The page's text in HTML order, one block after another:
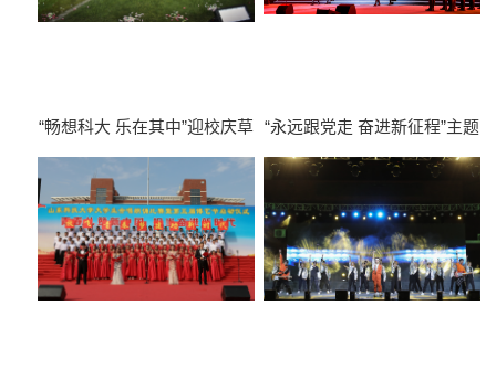
“畅想科大 乐在其中”迎校庆草
地音乐节
“永远跟党走 奋进新征程”主题
师生歌会